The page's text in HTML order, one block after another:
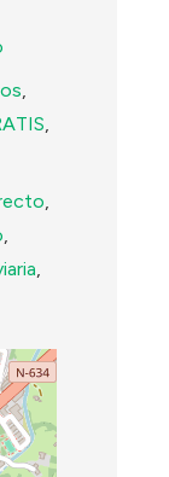
,
,
,
,
,